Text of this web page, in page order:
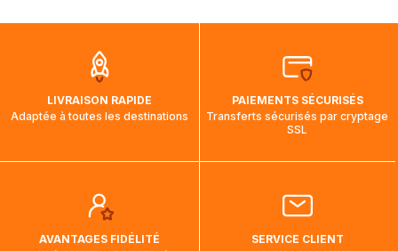
aura touché terre.
LIVRAISON RAPIDE
Adaptée à toutes les destinations
PAIEMENTS SÉCURISÉS
Transferts sécurisés par cryptage
SSL
AVANTAGES FIDÉLITÉ
SERVICE CLIENT